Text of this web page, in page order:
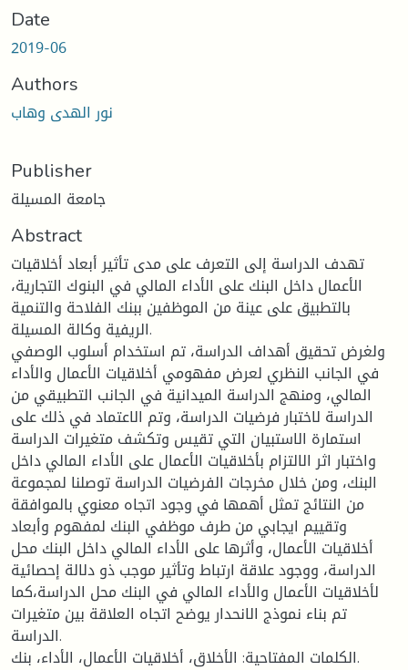
Date
2019-06
Authors
نور الهدى وهاب
Publisher
جامعة المسيلة
Abstract
تهدف الدراسة إلى التعرف على مدى تأثير أبعاد أخلاقيات
الأعمال داخل البنك على الأداء المالي في البنوك التجارية،
بالتطبيق على عينة من الموظفين ببنك الفلاحة والتنمية
الريفية وكالة المسيلة.
ولغرض تحقيق أهداف الدراسة، تم استخدام أسلوب الوصفي
في الجانب النظري لعرض مفهومي أخلاقيات الأعمال والأداء
المالي، ومنهج الدراسة الميدانية في الجانب التطبيقي من
الدراسة لاختبار فرضيات الدراسة، وتم الاعتماد في ذلك على
استمارة الاستبيان التي تقيس وتكشف متغيرات الدراسة
واختبار اثر الالتزام بأخلاقيات الأعمال على الأداء المالي داخل
البنك، ومن خلال مخرجات الفرضيات الدراسة توصلنا لمجموعة
من النتائج تمثل أهمها في وجود اتجاه معنوي بالموافقة
وتقييم ايجابي من طرف موظفي البنك لمفهوم وأبعاد
أخلاقيات الأعمال، وأثرها على الأداء المالي داخل البنك محل
الدراسة، ووجود علاقة ارتباط وتأثير موجب ذو دلالة إحصائية
لأخلاقيات الأعمال والأداء المالي في البنك محل الدراسة،كما
تم بناء نموذج الانحدار يوضح اتجاه العلاقة بين متغيرات
الدراسة.
الكلمات المفتاحية: الأخلاق، أخلاقيات الأعمال، الأداء، بنك.